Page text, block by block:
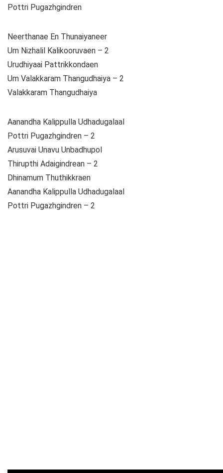
Pottri Pugazhgindren
Neerthanae En Thunaiyaneer
Um Nizhalil Kalikooruvaen – 2
Urudhiyaai Pattrikkondaen
Um Valakkaram Thangudhaiya – 2
Valakkaram Thangudhaiya
Aanandha Kalippulla Udhadugalaal
Pottri Pugazhgindren – 2
Arusuvai Unavu Unbadhupol
Thirupthi Adaigindrean – 2
Dhinamum Thuthikkraen
Aanandha Kalippulla Udhadugalaal
Pottri Pugazhgindren – 2